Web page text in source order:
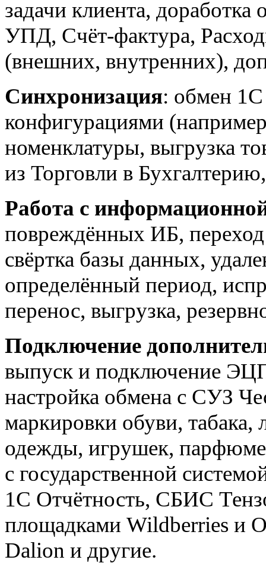
задачи клиента,
УПД, Счёт-фактура,
(внешних, внутренних),
Синхронизация: обмен
конфигурациями
номенклатуры, выгрузка
из Торговли в
Работа с
повреждённых ИБ,
свёртка базы данных,
определённый период,
перенос, выгрузка,
Подключение
выпуск и подключение
настройка обмена с СУЗ
маркировки обуви, табака,
одежды, игрушек,
с государственной
1С Отчётность, СБИС
площадками Wildberries и
Dalion и другие.